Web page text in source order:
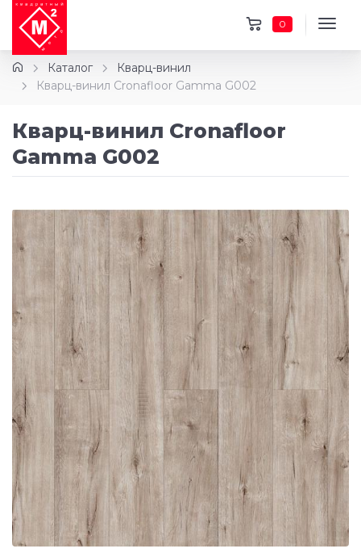
0
Каталог
Кварц-винил
Кварц-винил Cronafloor Gamma G002
Кварц-винил Cronafloor
Gamma G002